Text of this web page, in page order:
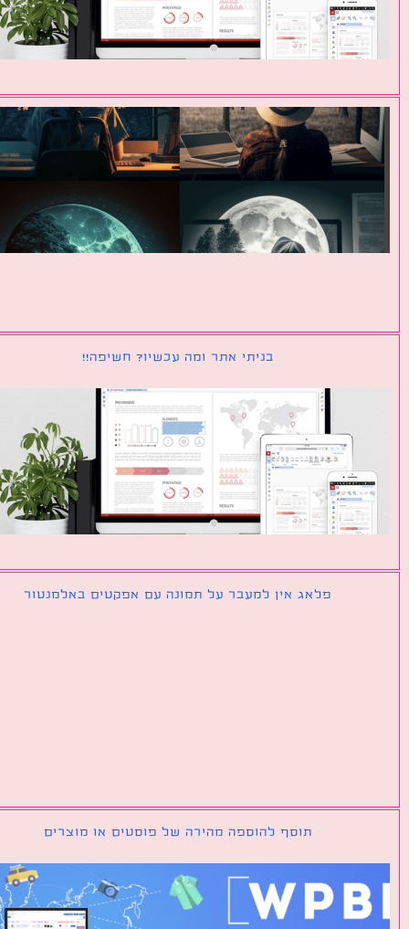
בניתי אתר ומה עכשיו? חשיפה!!
פלאג אין למעבר על תמונה עם אפקטים באלמנטור
תוסף להוספה מהירה של פוסטים או מוצרים